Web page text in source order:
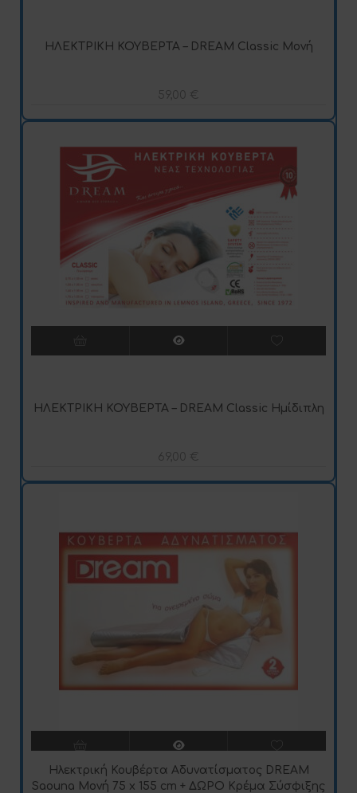
ΗΛΕΚΤΡΙΚΗ ΚΟΥΒΕΡΤΑ – DREAM Classic Μονή
59,00 €
ΗΛΕΚΤΡΙΚΗ ΚΟΥΒΕΡΤΑ – DREAM Classic Ημίδιπλη
69,00 €
Ηλεκτρική Κουβέρτα Αδυνατίσματος DREAM
Saouna Μονή 75 x 155 cm + ΔΩΡΟ Κρέμα Σύσφιξης